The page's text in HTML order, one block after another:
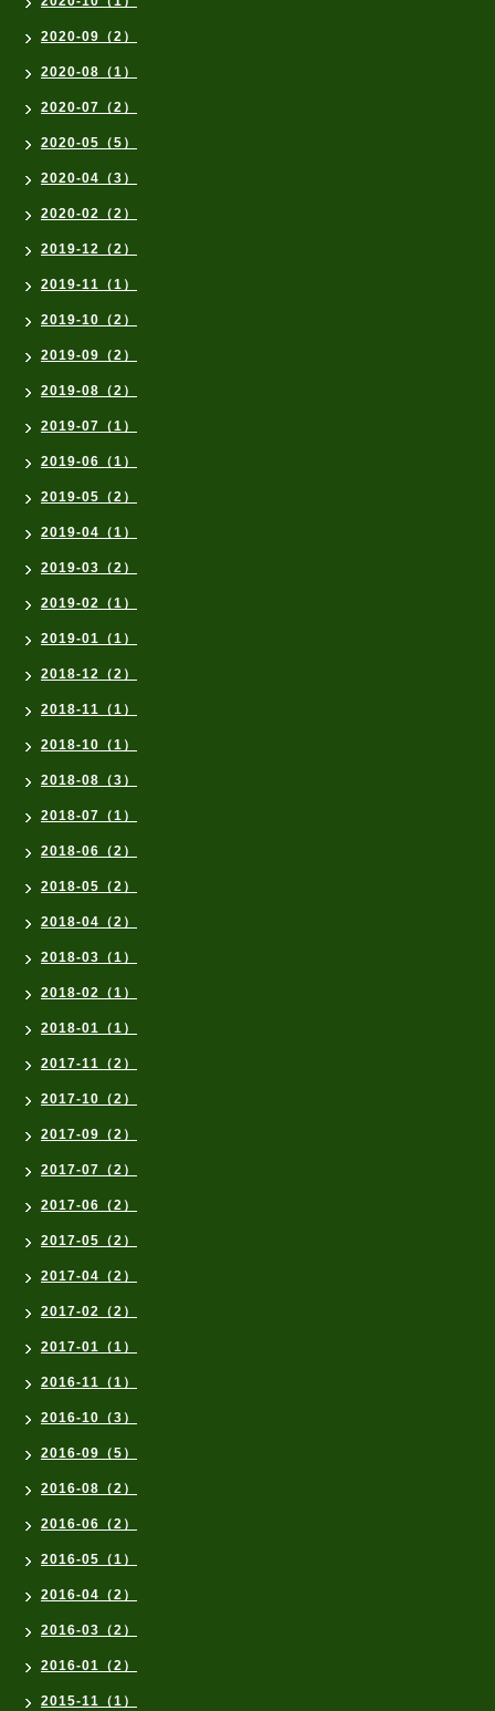
2020-09（2）
2020-08（1）
2020-07（2）
2020-05（5）
2020-04（3）
2020-02（2）
2019-12（2）
2019-11（1）
2019-10（2）
2019-09（2）
2019-08（2）
2019-07（1）
2019-06（1）
2019-05（2）
2019-04（1）
2019-03（2）
2019-02（1）
2019-01（1）
2018-12（2）
2018-11（1）
2018-10（1）
2018-08（3）
2018-07（1）
2018-06（2）
2018-05（2）
2018-04（2）
2018-03（1）
2018-02（1）
2018-01（1）
2017-11（2）
2017-10（2）
2017-09（2）
2017-07（2）
2017-06（2）
2017-05（2）
2017-04（2）
2017-02（2）
2017-01（1）
2016-11（1）
2016-10（3）
2016-09（5）
2016-08（2）
2016-06（2）
2016-05（1）
2016-04（2）
2016-03（2）
2016-01（2）
2015-11（1）